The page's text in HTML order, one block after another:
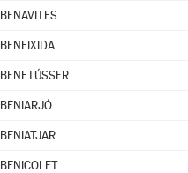
BENAVITES
BENEIXIDA
BENETÚSSER
BENIARJÓ
BENIATJAR
BENICOLET